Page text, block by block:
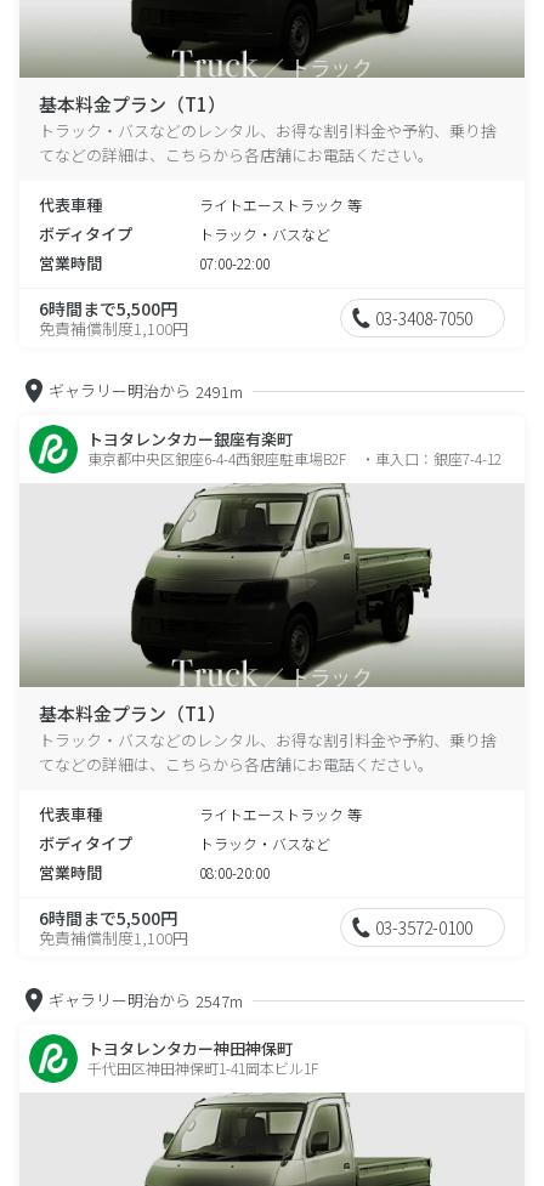
基本料金プラン（T1）
トラック・バスなどのレンタル、お得な割引料金や予約、乗り捨
てなどの詳細は、こちらから各店舗にお電話ください。
代表車種 ライトエーストラック 等
ボディタイプ トラック・バスなど
営業時間 07:00-22:00
6時間まで5,500円
免責補償制度1,100円 03-3408-7050
ギャラリー明治から 2491m
トヨタレンタカー銀座有楽町
東京都中央区銀座6-4-4西銀座駐車場B2F ・車入口：銀座7-4-12
基本料金プラン（T1）
トラック・バスなどのレンタル、お得な割引料金や予約、乗り捨
てなどの詳細は、こちらから各店舗にお電話ください。
代表車種 ライトエーストラック 等
ボディタイプ トラック・バスなど
営業時間 08:00-20:00
6時間まで5,500円
免責補償制度1,100円 03-3572-0100
ギャラリー明治から 2547m
トヨタレンタカー神田神保町
千代田区神田神保町1-41岡本ビル1F